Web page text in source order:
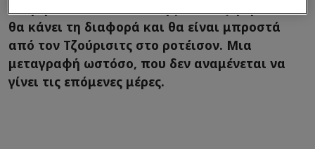
θα κάνει τη διαφορά και θα είναι μπροστά
από τον Τζούρισιτς στο ροτέισον. Μια
μεταγραφή ωστόσο, που δεν αναμένεται να
γίνει τις επόμενες μέρες.